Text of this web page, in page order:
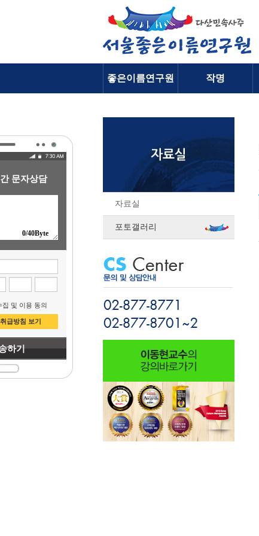
좋은이름연구원 작명
자료실
포토갤러리
문자상담
0/40Byte
집 및 이용 동의
급방침 보기